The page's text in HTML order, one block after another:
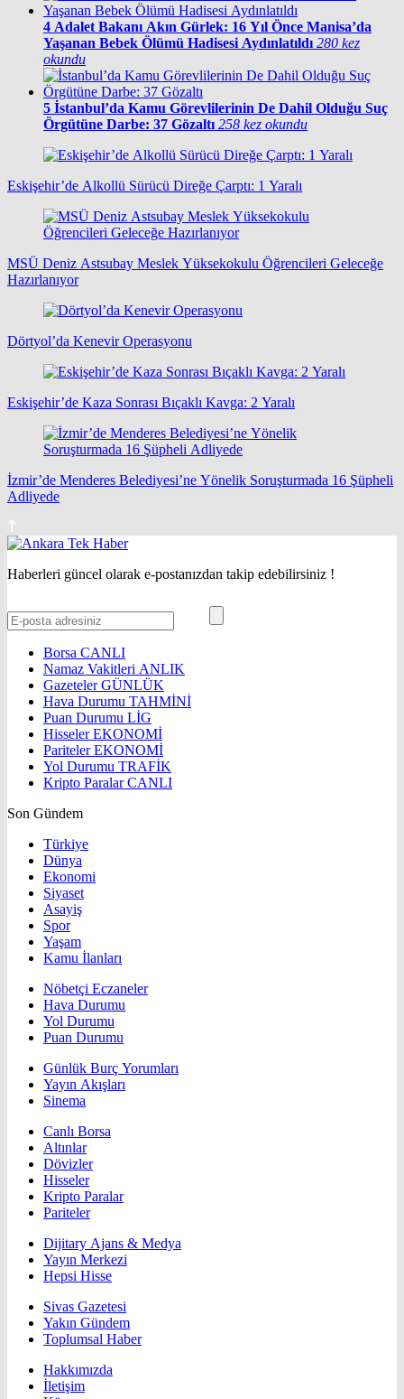
4 Adalet Bakanı Akın Gürlek: 16 Yıl Önce Manisa’da
Yaşanan Bebek Ölümü Hadisesi Aydınlatıldı 280 kez
okundu
5 İstanbul’da Kamu Görevlilerinin De Dahil Olduğu Suç
Örgütüne Darbe: 37 Gözaltı 258 kez okundu
Eskişehir’de Alkollü Sürücü Direğe Çarptı: 1 Yaralı
MSÜ Deniz Astsubay Meslek Yüksekokulu Öğrencileri Geleceğe
Hazırlanıyor
Dörtyol’da Kenevir Operasyonu
Eskişehir’de Kaza Sonrası Bıçaklı Kavga: 2 Yaralı
İzmir’de Menderes Belediyesi’ne Yönelik Soruşturmada 16 Şüpheli
Adliyede
Haberleri güncel olarak e-postanızdan takip edebilirsiniz !
Borsa CANLI
Namaz Vakitleri ANLIK
GazetelerGÜNLÜK
Hava Durumu TAHMİNİ
Puan Durumu LİG
HisselerEKONOMİ
ParitelerEKONOMİ
Yol Durumu TRAFİK
Kripto ParalarCANLI
Son Gündem
Türkiye
Dünya
Ekonomi
Siyaset
Asayiş
Spor
Yaşam
Kamu İlanları
Nöbetçi Eczaneler
Hava Durumu
Yol Durumu
Puan Durumu
Günlük Burç Yorumları
Yayın Akışları
Sinema
Canlı Borsa
Altınlar
Dövizler
Hisseler
Kripto Paralar
Pariteler
Dijitary Ajans & Medya
Yayın Merkezi
Hepsi Hisse
Sivas Gazetesi
Yakın Gündem
Toplumsal Haber
Hakkımızda
İletişim